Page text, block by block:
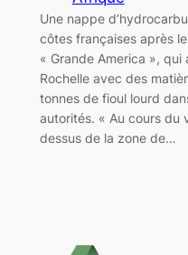
Une nappe
côtes françaises après
« Grande America »,
Rochelle avec des
tonnes de fioul lourd
autorités. « Au cours du
dessus de la zone de…